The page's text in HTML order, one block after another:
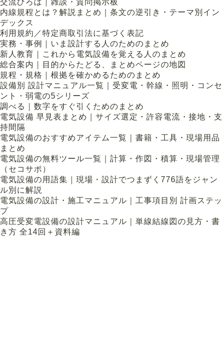
内線規程とは？解説まとめ｜条文の逆引き・テーマ別イン
デックス
利用規約／特定商取引法に基づく表記
実務・事例｜いま設計する人のためのまとめ
新人教育｜これから電気設備を覚える人のまとめ
総合案内｜目的からたどる、まとめページの地図
規程・規格｜根拠を確かめるためのまとめ
設備別 設計マニュアル一覧｜受変電・幹線・照明・コンセ
ント・弱電の5シリーズ
調べる｜数字をすぐ引くためのまとめ
電気設備 早見表まとめ｜サイズ選定・許容電流・接地・支
持間隔
電気設備のおすすめアイテム一覧｜書籍・工具・現場用品
まとめ
電気設備の無料ツール一覧｜計算・作図・積算・現場管理
（セコサポ）
電気設備の用語集｜現場・設計でつまずく776語をジャン
ル別に解説
電気設備の設計・施工マニュアル｜工事項目別 計画ステッ
プ
高圧受変電設備の設計マニュアル｜単線結線図の見方・書
き方 全14回＋資料編